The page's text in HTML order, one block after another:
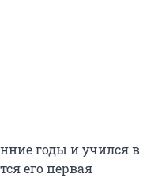
годы и учился в
его первая